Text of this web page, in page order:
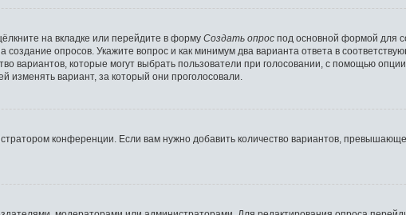
на вкладке или перейдите в форму Создать опрос под основной формой для
опросов. Укажите вопрос и как минимум два варианта ответа в
вариантов, которые могут выбрать пользователи при голосовании, с помощью
изменять вариант, за который они проголосовали.
конференции. Если вам нужно добавить количество вариантов,